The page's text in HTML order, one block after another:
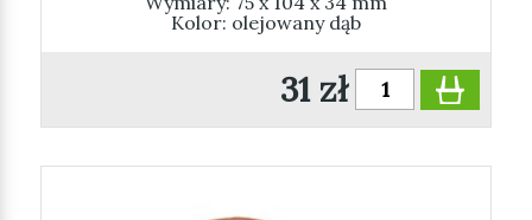
Kolor: olejowany dąb
31 zł